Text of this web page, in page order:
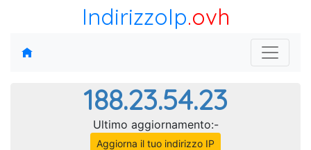
IndirizzoIp.ovh
188.23.54.23
Ultimo aggiornamento:-
Aggiorna il tuo indirizzo IP